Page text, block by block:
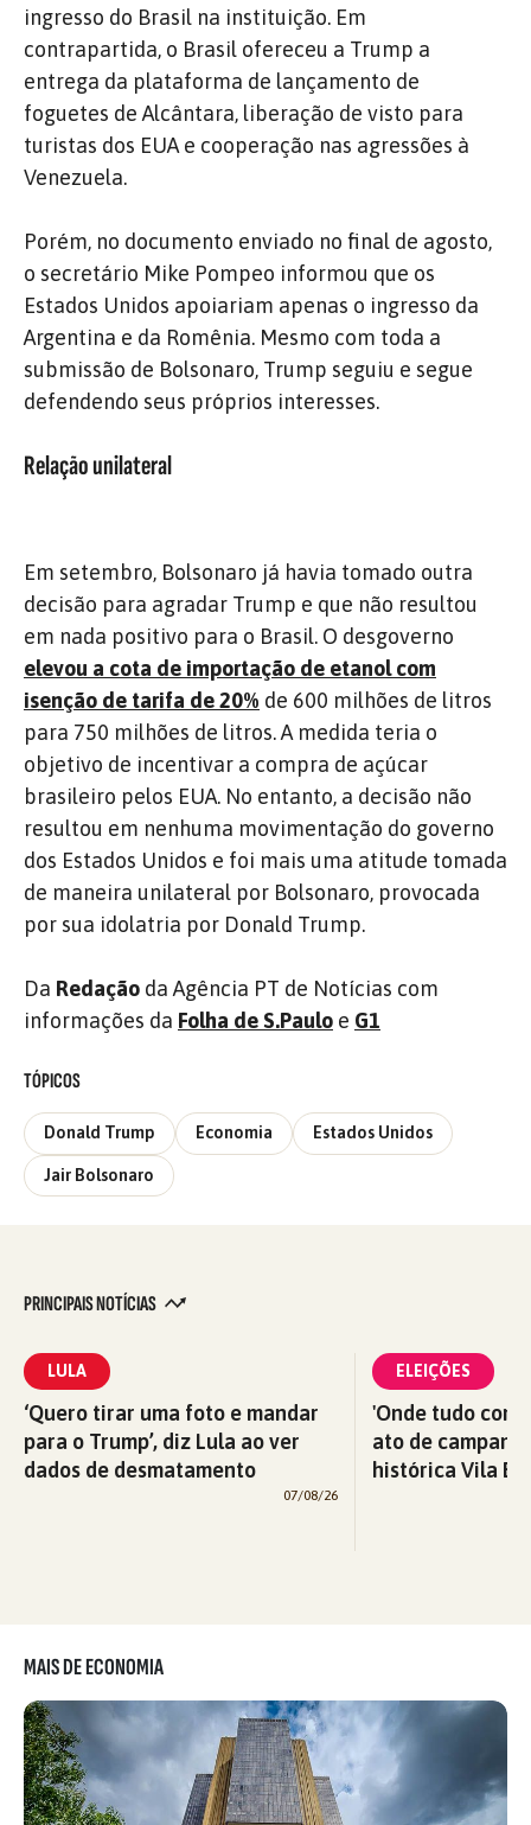
ingresso do Brasil na instituição. Em
contrapartida, o Brasil ofereceu a Trump a
entrega da plataforma de lançamento de
foguetes de Alcântara, liberação de visto para
turistas dos EUA e cooperação nas agressões à
Venezuela.
Porém, no documento enviado no final de agosto,
o secretário Mike Pompeo informou que os
Estados Unidos apoiariam apenas o ingresso da
Argentina e da Romênia. Mesmo com toda a
submissão de Bolsonaro, Trump seguiu e segue
defendendo seus próprios interesses.
Relação unilateral
Em setembro, Bolsonaro já havia tomado outra
decisão para agradar Trump e que não resultou
em nada positivo para o Brasil. O desgoverno
elevou a cota de importação de etanol com
isenção de tarifa de 20% de 600 milhões de litros
para 750 milhões de litros. A medida teria o
objetivo de incentivar a compra de açúcar
brasileiro pelos EUA. No entanto, a decisão não
resultou em nenhuma movimentação do governo
dos Estados Unidos e foi mais uma atitude tomada
de maneira unilateral por Bolsonaro, provocada
por sua idolatria por Donald Trump.
Da Redação da Agência PT de Notícias com
informações da Folha de S.Paulo e G1
TÓPICOS
Donald Trump Economia Estados Unidos
Jair Bolsonaro
PRINCIPAIS NOTÍCIAS
LULA
‘Quero tirar uma foto e mandar
para o Trump’, diz Lula ao ver
dados de desmatamento
07/08/26
ELEIÇÕES
'Onde tudo
ato de
histórica Vila
MAIS DE ECONOMIA